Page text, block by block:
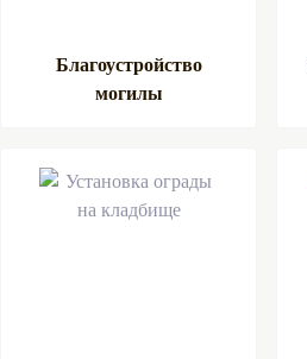
Благоустройство
могилы